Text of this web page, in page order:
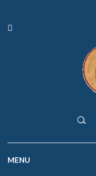
MENU